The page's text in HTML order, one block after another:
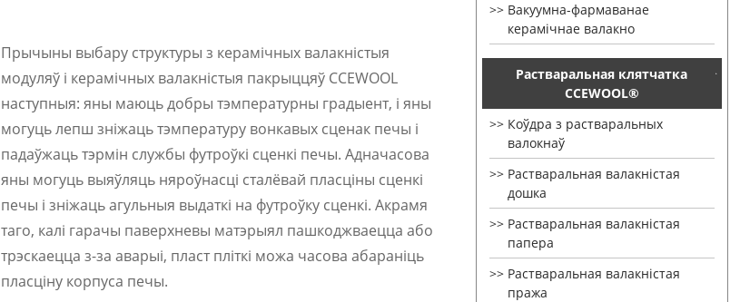
Вакуумна-фармаванае
керамічнае валакно
Растваральная клятчатка
CCEWOOL®
Коўдра з растваральных
валокнаў
Растваральная валакністая
дошка
Растваральная валакністая
папера
Растваральная валакністая
пража
Прычыны выбару структуры з керамічных валакністыя
модуляў і керамічных валакністыя пакрыццяў CCEWOOL
наступныя: яны маюць добры тэмпературны градыент, і яны
могуць лепш зніжаць тэмпературу вонкавых сценак печы і
падаўжаць тэрмін службы футроўкі сценкі печы. Адначасова
яны могуць выяўляць няроўнасці сталёвай пласціны сценкі
печы і зніжаць агульныя выдаткі на футроўку сценкі. Акрамя
таго, калі гарачы паверхневы матэрыял пашкоджваецца або
трэскаецца з-за аварыі, пласт пліткі можа часова абараніць
пласціну корпуса печы.